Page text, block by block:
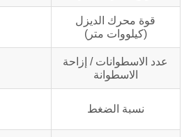
قوة محرك الديزل
(كيلووات متر)
عدد الاسطوانات / إزاحة
الاسطوانة
نسبة الضغط